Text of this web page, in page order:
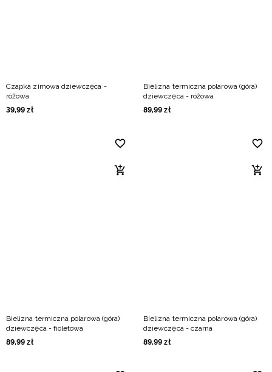
Czapka zimowa dziewczęca -
różowa
39,99 zł
Bielizna termiczna polarowa (góra)
dziewczęca - różowa
89,99 zł
Bielizna termiczna polarowa (góra)
dziewczęca - fioletowa
89,99 zł
Bielizna termiczna polarowa (góra)
dziewczęca - czarna
89,99 zł